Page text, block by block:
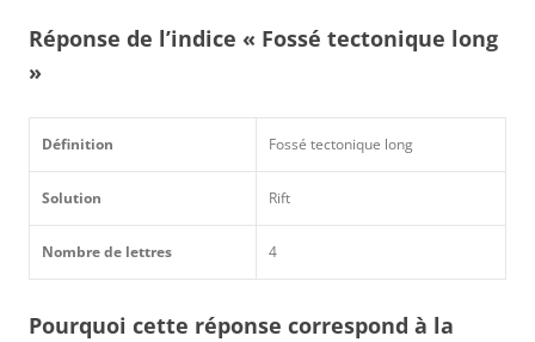
Réponse de l’indice « Fossé tectonique long
»
Définition Fossé tectonique long
Solution Rift
Nombre de lettres 4
Pourquoi cette réponse correspond à la